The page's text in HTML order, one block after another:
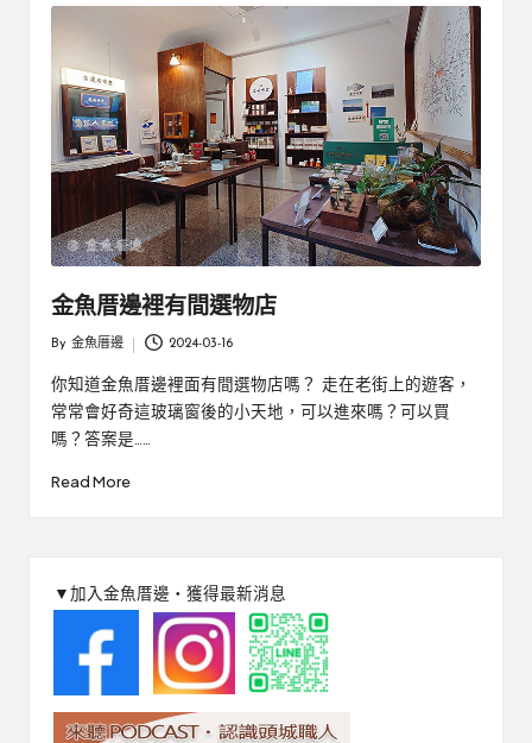
金魚厝邊裡有間選物店
by
By 金魚厝邊 2024-03-16
你知道金魚厝邊裡面有間選物店嗎？ 走在老街上的遊客，
常常會好奇這玻璃窗後的小天地，可以進來嗎？可以買
嗎？答案是……
Read More
▼加入金魚厝邊‧獲得最新消息